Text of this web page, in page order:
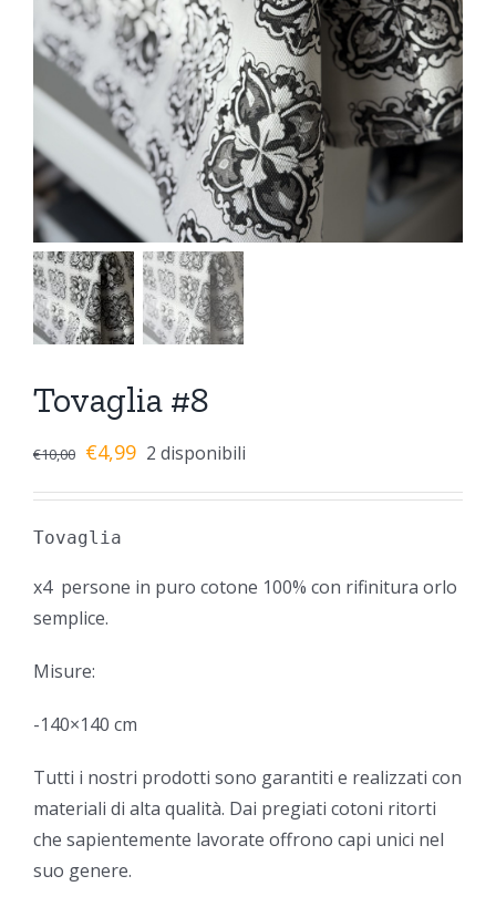
Tovaglia #8
€10,00 €4,99 2 disponibili
Tovaglia
x4 persone in puro cotone 100% con rifinitura orlo
semplice.
Misure:
-140×140 cm
Tutti i nostri prodotti sono garantiti e realizzati con
materiali di alta qualità. Dai pregiati cotoni ritorti
che sapientemente lavorate offrono capi unici nel
suo genere.